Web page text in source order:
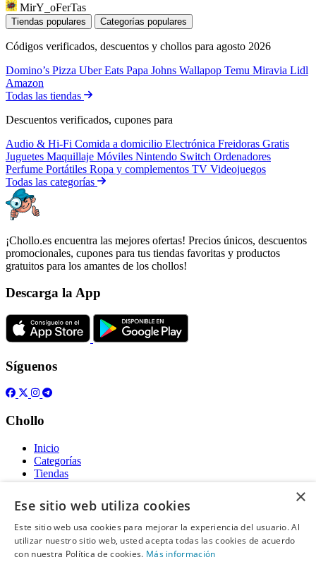
MirY_oFerTas
Tiendas populares Categorías populares
Códigos verificados, descuentos y chollos para agosto 2026
Domino’s Pizza Uber Eats Papa Johns Wallapop Temu Miravia Lidl
Amazon
Todas las tiendas
Descuentos verificados, cupones para
Audio & Hi-Fi Comida a domicilio Electrónica Freidoras Gratis
Juguetes Maquillaje Móviles Nintendo Switch Ordenadores
Perfume Portátiles Ropa y complementos TV Videojuegos
Todas las categorías
¡Chollo.es encuentra las mejores ofertas! Precios únicos, descuentos
promocionales, cupones para tus tiendas favoritas y productos
gratuitos para los amantes de los chollos!
Descarga la App
Síguenos
Chollo
Inicio
Categorías
Tiendas
Gratis
Acerca de
Sobre nosotros
Contacto
×
Ese sitio web utiliza cookies
Este sitio web usa cookies para mejorar la experiencia del usuario. Al
utilizar nuestro sitio web, usted acepta todas las cookies de acuerdo
con nuestra Política de cookies. Más información